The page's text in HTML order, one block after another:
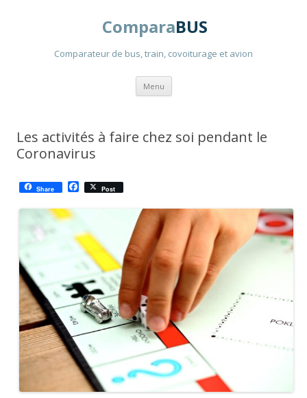
ComparaBUS
Comparateur de bus, train, covoiturage et avion
Menu Aller
contenu
Les activités à faire chez soi pendant le
Coronavirus
Share
a
b
o
o
k
Post